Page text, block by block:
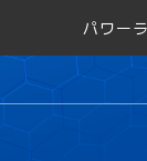
パワー